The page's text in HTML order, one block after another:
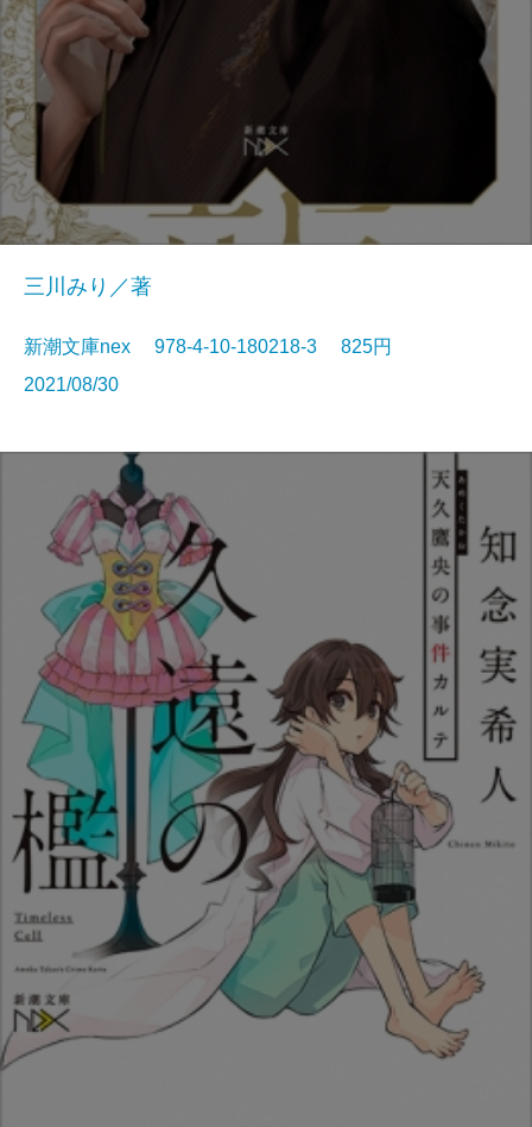
三川みり／著
新潮文庫nex 978-4-10-180218-3 825円
2021/08/30